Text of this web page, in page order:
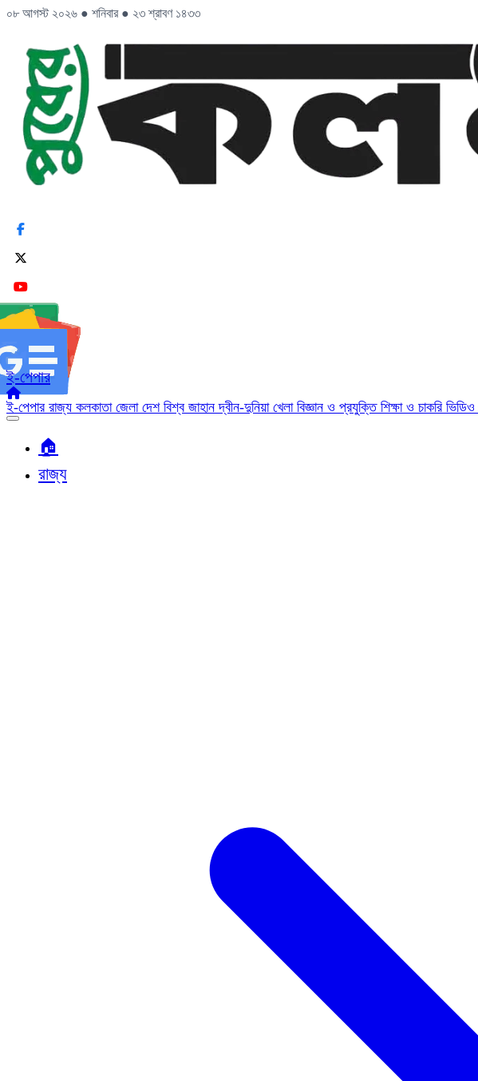
০৮ আগস্ট ২০২৬ ● শনিবার ● ২৩ শ্রাবণ ১৪৩৩
ই-পেপার
ই-পেপার রাজ্য কলকাতা জেলা দেশ বিশ্ব জাহানদ্বীন-দুনিয়া খেলা বিজ্ঞান ও প্রযুক্তি শিক্ষা ও চাকরি ভিডিও
🏠︎
রাজ্য